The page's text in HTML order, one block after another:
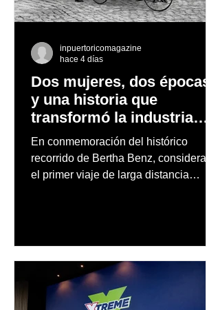
Dos mujeres, dos épocas
y una historia que
transformó la industria
automotriz
En conmemoración del histórico
recorrido de Bertha Benz, considerado
el primer viaje de larga distancia
inpuertoricomagazine
hace 4 días